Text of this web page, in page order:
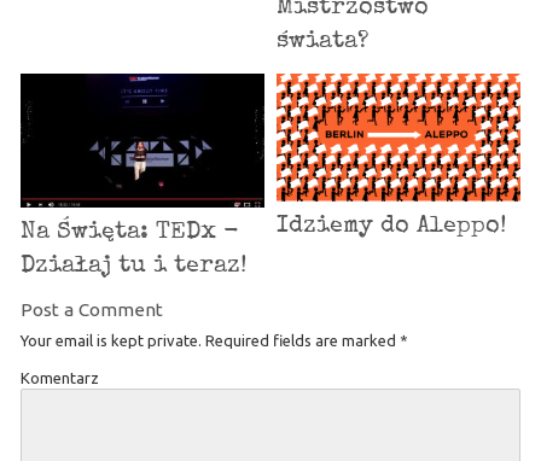
Mistrzostwo
świata?
Na Święta: TEDx -
Działaj tu i teraz!
Idziemy do Aleppo!
Post a Comment
Your email is kept private. Required fields are marked *
Komentarz